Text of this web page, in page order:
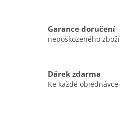
Garance doručení
nepoškozeného zboží
Dárek zdarma
Ke každé objednávce